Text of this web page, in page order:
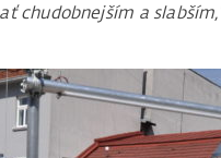
chudobnejším a